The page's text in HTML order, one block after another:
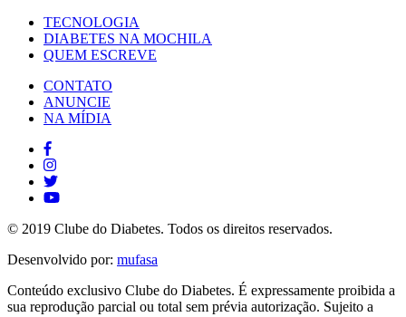
TECNOLOGIA
DIABETES NA MOCHILA
QUEM ESCREVE
CONTATO
ANUNCIE
NA MÍDIA
© 2019 Clube do Diabetes. Todos os direitos reservados.
Desenvolvido por: mufasa
Conteúdo exclusivo Clube do Diabetes. É expressamente proibida a
sua reprodução parcial ou total sem prévia autorização. Sujeito a